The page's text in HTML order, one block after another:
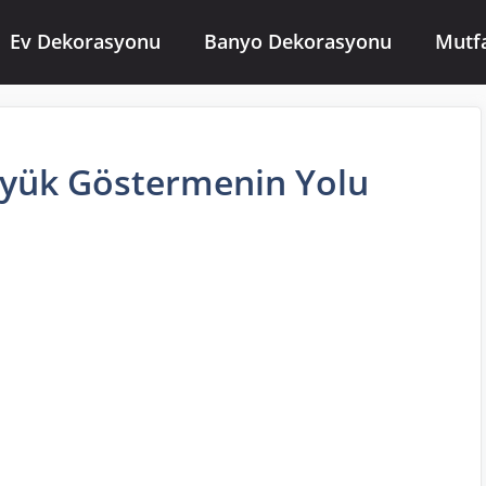
Ev Dekorasyonu Banyo Dekorasyonu
Göstermenin Yolu